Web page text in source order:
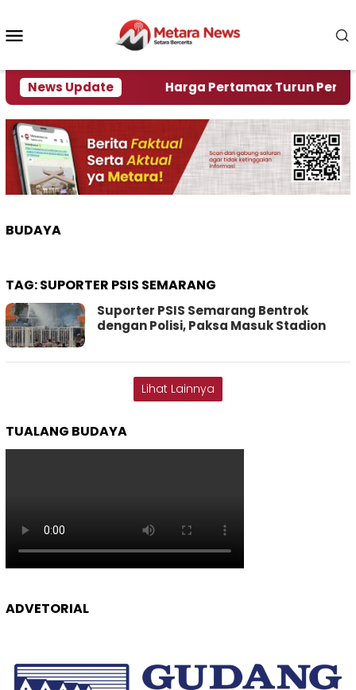
konten
News Update
Krisi Air Harga Pertamax Turun Per Hari
BUDAYA
TAG:SUPORTER PSIS SEMARANG
Suporter PSIS Semarang Bentrok
dengan Polisi, Paksa Masuk Stadion
Lihat Lainnya
TUALANG BUDAYA
ADVETORIAL